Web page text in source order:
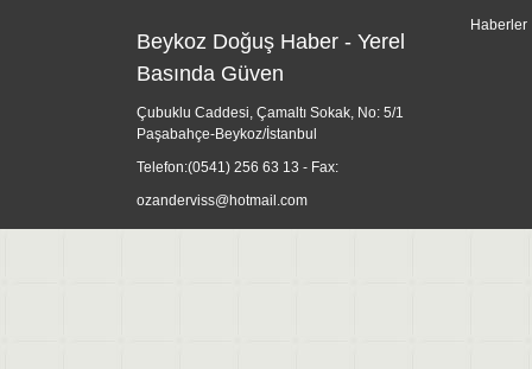
Beykoz Doğuş Haber - Yerel
Basında Güven
Çubuklu Caddesi, Çamaltı Sokak, No: 5/1
Paşabahçe-Beykoz/İstanbul
Telefon:(0541) 256 63 13 - Fax:
ozanderviss@hotmail.com
Haberler